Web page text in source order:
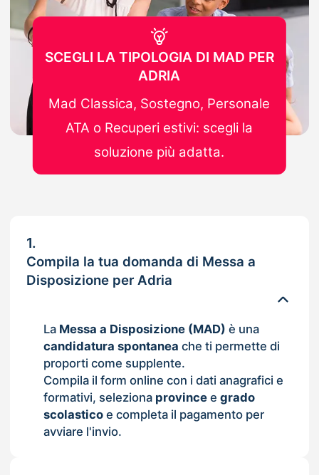
1.
Compila la tua domanda di Messa a
Disposizione per Adria
La Messa a Disposizione (MAD) è una
candidatura spontanea che ti permette di
proporti come supplente.
Compila il form online con i dati anagrafici e
formativi, seleziona provincee grado
scolasticoe completa il pagamento per
avviare l'invio.
SCEGLI LA TIPOLOGIA DI MAD PER
ADRIA
Mad Classica, Sostegno, Personale
ATA o Recuperi estivi: scegli la
soluzione più adatta.